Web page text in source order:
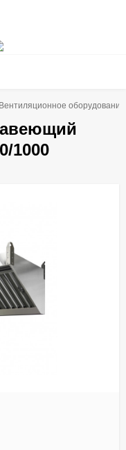
Вентиляционное
1000